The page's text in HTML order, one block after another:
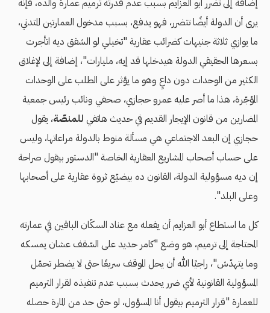
يرى أن الدولة أيضًا تتضرر، فهو يدفع، بسبب مدخول العمارتين المتدني،
ما يوازي ثلاثة جنيهات كضرائب عقارية "تخيلي لو الشقق ديه اتأجرت
بسعرها الحقيقي الدولة هيدخلها قد إيه، مليارات"، إضافة إلى لإغلاق
الكثير من الوحدات دون داعٍ وهو ما يؤثر على الطلب على الوحدات
المؤجّرة، هذا ما أصر عليه عمرو حجازي، صحفي ونائب رئيس جمعية
المضارين من قانون الإيجار القديم في حديث هاتفي للمنصّة، يقول
حجازي إن البعد الاجتماعي هي مسألة منوط بالدولة مراعاتها، وليس
على حساب أصحاب المشاريع العقارية الخاصة "الدستور بيقول صراحة
إن ديه مسؤولية الدولة، القانون ده بيضيّع ثروة عقارية على أصحابها
وعلى البلد".
كل ما استطاع أبو العزايم أن يفعله مع عناد السكّان الباقين في عمارته
المحتاجة إلى ترميم، هو وضع "كامر حديد على السّقف عشان يمسكه
وما يتهدّش"، راجيًا الله أن يحل الموقف سريعًا حتى لا يضطر تحمّل
المسؤولية القانونية لأي ضرر يحدث بسبب عدم تنفيذه لقرار الترميم
للعمارة "قرار الترميم بيقول أنا المسؤول، لو حتى حد من المارة حصله